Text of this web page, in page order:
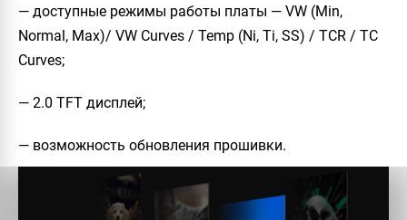
— доступные режимы работы платы — VW (Min,
Normal, Max)/ VW Curves / Temp (Ni, Ti, SS) / TCR / TC
Curves;
— 2.0 TFT дисплей;
— возможность обновления прошивки.